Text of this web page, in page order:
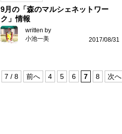
9月の「森のマルシェネットワー
ク」情報
written by
小池一美
2017/08/31
7 / 8 前へ 4 5 6 7 8 次へ